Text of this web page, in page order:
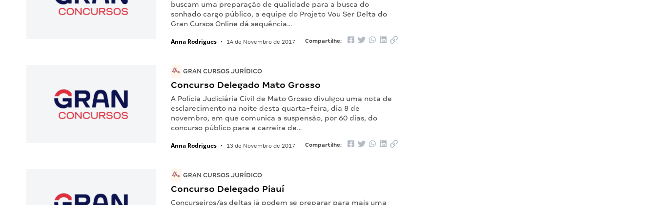
buscam uma preparação de qualidade para a busca do
sonhado cargo público, a equipe do Projeto Vou Ser Delta do
Gran Cursos Online dá sequência…
Anna Rodrigues • 14 de Novembro de 2017 Compartilhe:
GRAN CURSOS JURÍDICO
Concurso Delegado Mato Grosso
A Polícia Judiciária Civil de Mato Grosso divulgou uma nota de
esclarecimento na noite desta quarta-feira, dia 8 de
novembro, em que comunica a suspensão, por 60 dias, do
concurso público para a carreira de…
Anna Rodrigues • 13 de Novembro de 2017 Compartilhe:
GRAN CURSOS JURÍDICO
Concurso Delegado Piauí
Concurseiros/as deltas já podem se preparar para mais uma